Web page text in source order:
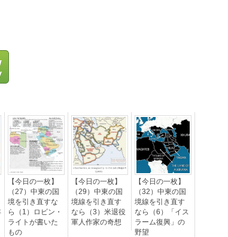
【今日の一枚】
（27）中東の国
境を引き直すな
ら（1）ロビン・
ライトが書いた
もの
【今日の一枚】
（29）中東の国
境線を引き直す
なら（3）米退役
軍人作家の奇想
【今日の一枚】
（32）中東の国
境線を引き直す
なら（6）「イス
ラーム復興」の
野望